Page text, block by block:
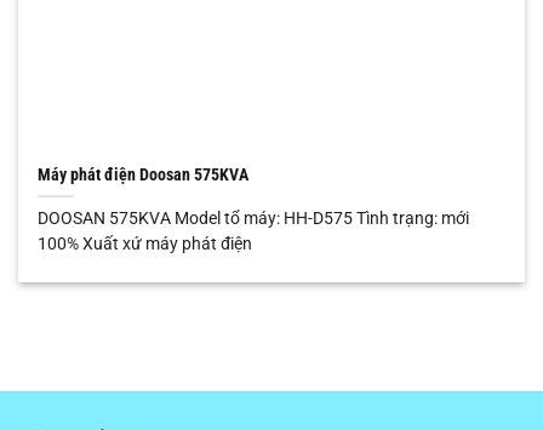
Máy phát điện Doosan 575KVA
DOOSAN 575KVA Model tổ máy: HH-D575 Tình trạng: mới
100% Xuất xứ máy phát điện